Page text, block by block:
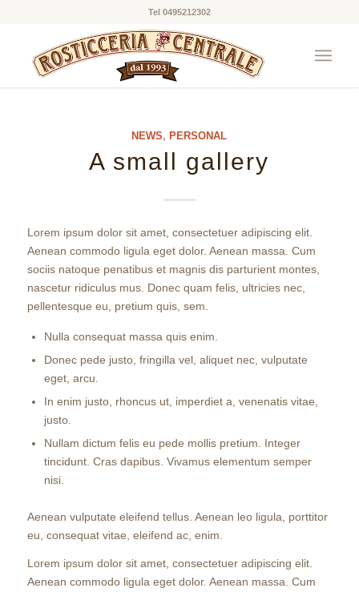
Tel 0495212302
NEWS, PERSONAL
A small gallery
Lorem ipsum dolor sit amet, consectetuer adipiscing elit.
Aenean commodo ligula eget dolor. Aenean massa. Cum
sociis natoque penatibus et magnis dis parturient montes,
nascetur ridiculus mus. Donec quam felis, ultricies nec,
pellentesque eu, pretium quis, sem.
Nulla consequat massa quis enim.
Donec pede justo, fringilla vel, aliquet nec, vulputate
eget, arcu.
In enim justo, rhoncus ut, imperdiet a, venenatis vitae,
justo.
Nullam dictum felis eu pede mollis pretium. Integer
tincidunt. Cras dapibus. Vivamus elementum semper
nisi.
Aenean vulputate eleifend tellus. Aenean leo ligula, porttitor
eu, consequat vitae, eleifend ac, enim.
Lorem ipsum dolor sit amet, consectetuer adipiscing elit.
Aenean commodo ligula eget dolor. Aenean massa. Cum